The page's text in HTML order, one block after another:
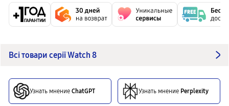
Всі товари серії Watch 8
Узнать мнение ChatGPT Узнать мнение Perplexity